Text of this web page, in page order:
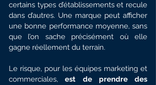
certains types d’établissements et recule
dans d’autres. Une marque peut afficher
une bonne performance moyenne, sans
que l’on sache précisément où elle
gagne réellement du terrain.
Le risque, pour les équipes marketing et
commerciales, est de prendre des